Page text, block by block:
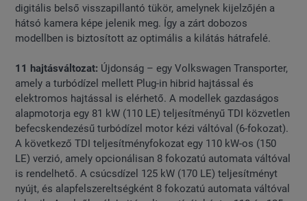
digitális belső visszapillantó tükör, amelynek kijelzőjén a
hátsó kamera képe jelenik meg. Így a zárt dobozos
modellben is biztosított az optimális a kilátás hátrafelé.
11 hajtásváltozat: Újdonság – egy Volkswagen Transporter,
amely a turbódízel mellett Plug-in hibrid hajtással és
elektromos hajtással is elérhető. A modellek gazdaságos
alapmotorja egy 81 kW (110 LE) teljesítményű TDI közvetlen
befecskendezésű turbódízel motor kézi váltóval (6-fokozat).
A következő TDI teljesítményfokozat egy 110 kW-os (150
LE) verzió, amely opcionálisan 8 fokozatú automata váltóval
is rendelhető. A csúcsdízel 125 kW (170 LE) teljesítményt
nyújt, és alapfelszereltségként 8 fokozatú automata váltóval